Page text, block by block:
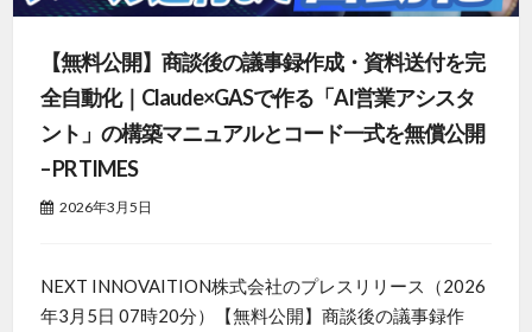
【無料公開】商談後の議事録作成・資料送付を完
全自動化｜Claude×GASで作る「AI営業アシスタ
ント」の構築マニュアルとコード一式を無償公開
– PR TIMES
2026年3月5日
NEXT INNOVAITION株式会社のプレスリリース（2026
年3月5日 07時20分）【無料公開】商談後の議事録作